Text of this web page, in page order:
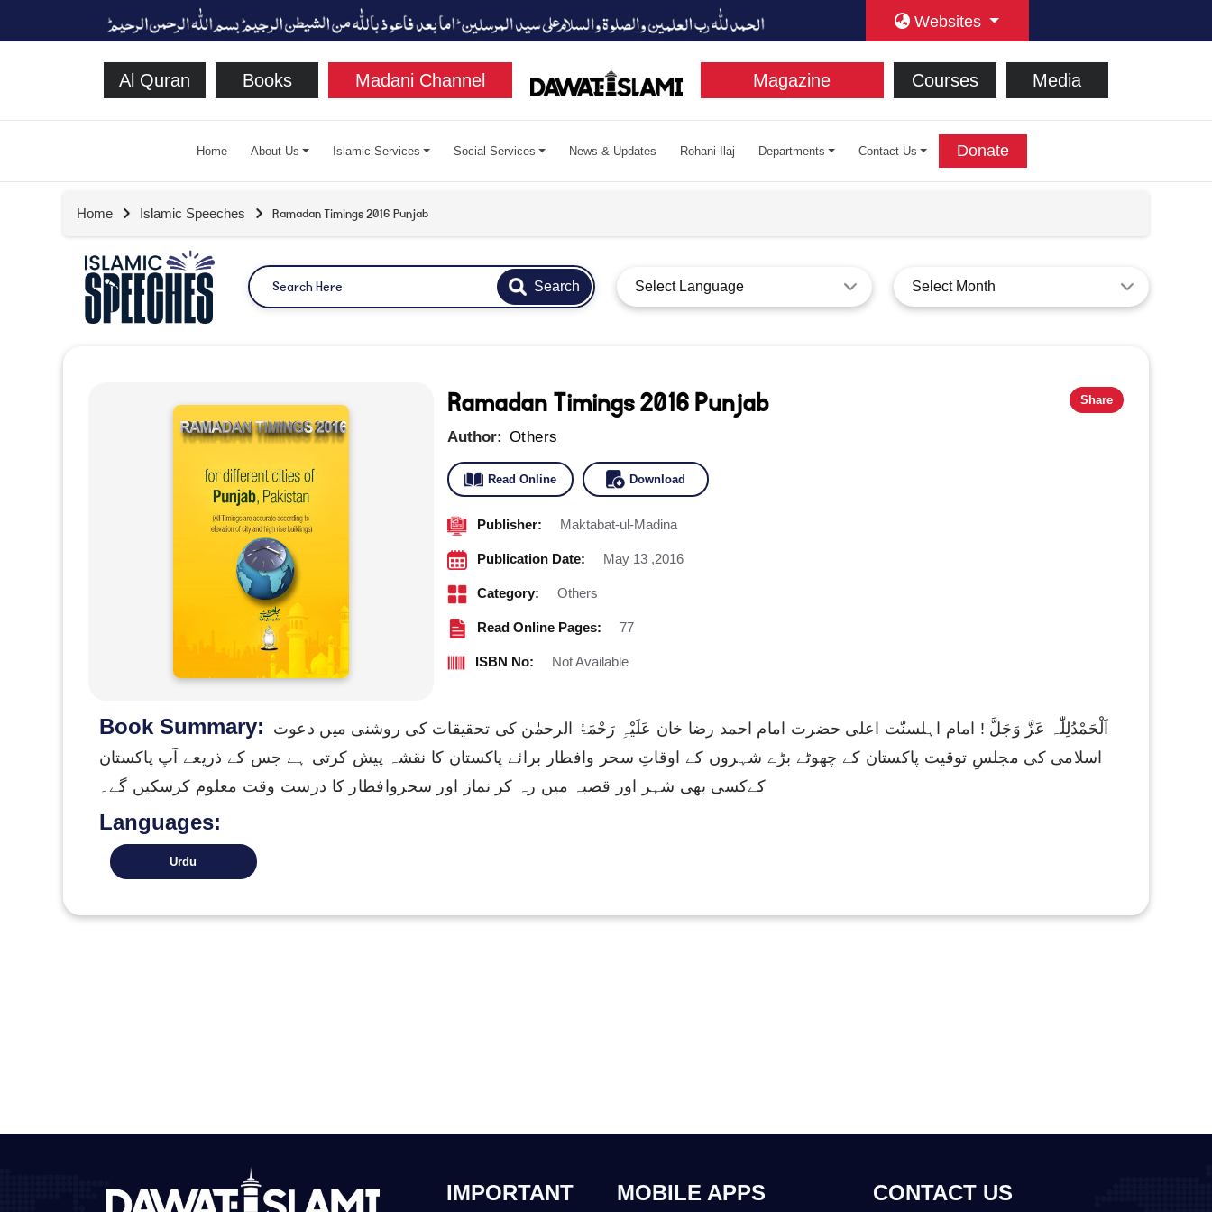
Websites
Al Quran Books Madani Channel Magazine Courses Media
Home About Us Islamic Services Social Services News & Updates Rohani Ilaj Departments Contact Us Donate
Home Islamic Speeches Ramadan Timings 2016 Punjab
Search Select Language Select Month
Ramadan Timings 2016 Punjab Share
Author: Others
Read Online Download
Publisher: Maktabat-ul-Madina
Publication Date: May 13 ,2016
Category: Others
Read Online Pages: 77
ISBN No: Not Available
Book Summary:
اَلْحَمْدُلِلّٰہ عَزَّ وَجَلَّ ! امام اہلسنّت اعلی حضرت امام احمد رضا خان عَلَیْہِ رَحْمَۃُ الرحمٰن کی تحقیقات کی روشنی میں دعوت
اسلامی کی مجلسِ توقیت پاکستان کے چھوٹے بڑے شہروں کے اوقاتِ سحر وافطار برائے پاکستان کا نقشہ پیش کرتی ہے جس کے ذریعے آپ پاکستان
کےکسی بھی شہر اور قصبہ میں رہ کر نماز اور سحروافطار کا درست وقت معلوم کرسکیں گے۔
Languages:
Urdu
IMPORTANT MOBILE APPS CONTACT US